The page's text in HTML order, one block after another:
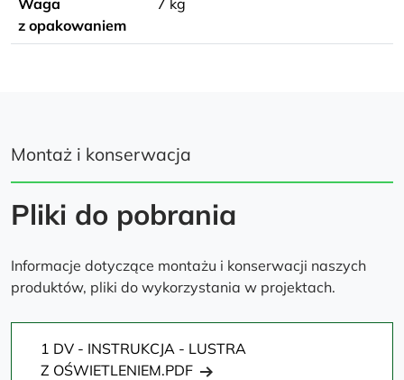
z opakowaniem
Montaż i konserwacja
Pliki do pobrania
Informacje dotyczące montażu i konserwacji naszych
produktów, pliki do wykorzystania w projektach.
1 DV - INSTRUKCJA - LUSTRA
Z OŚWIETLENIEM.PDF